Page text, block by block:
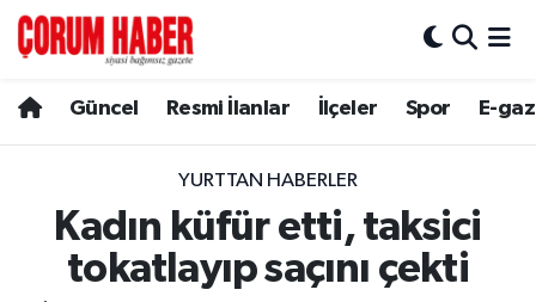
Güncel Resmi İlanlar İlçeler Spor E-
YURTTAN HABERLER
Kadın küfür etti, taksici
tokatlayıp saçını çekti
Spor
Resmi İlanlar
Alaca
Hava Durumu
Çorum Namaz Vakitleri
Trafik Durumu